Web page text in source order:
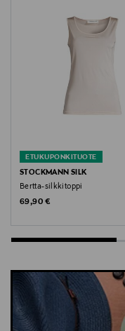
ETUKUPONKITUOTE
STOCKMANN SILK
Bertta-silkkitoppi
Original Price
69,90 €